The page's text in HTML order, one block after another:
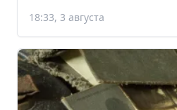
18:33, 3 августа